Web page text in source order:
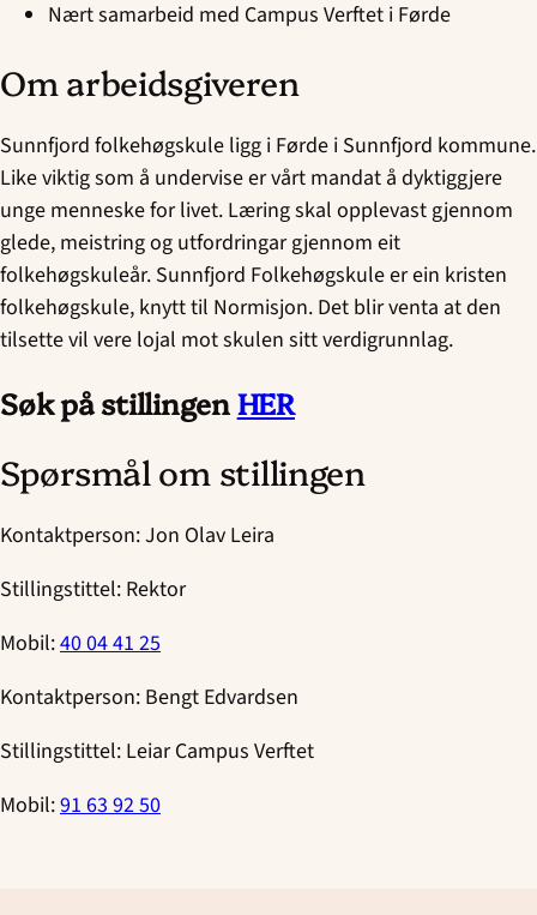
Nært samarbeid med Campus Verftet i Førde
Om arbeidsgiveren
Sunnfjord folkehøgskule ligg i Førde i Sunnfjord kommune.
Like viktig som å undervise er vårt mandat å dyktiggjere
unge menneske for livet. Læring skal opplevast gjennom
glede, meistring og utfordringar gjennom eit
folkehøgskuleår. Sunnfjord Folkehøgskule er ein kristen
folkehøgskule, knytt til Normisjon. Det blir venta at den
tilsette vil vere lojal mot skulen sitt verdigrunnlag.
Søk på stillingenHER
Spørsmål om stillingen
Kontaktperson:Jon Olav Leira
Stillingstittel: Rektor
Mobil:40 04 41 25
Kontaktperson: Bengt Edvardsen
Stillingstittel: Leiar Campus Verftet
Mobil:91 63 92 50